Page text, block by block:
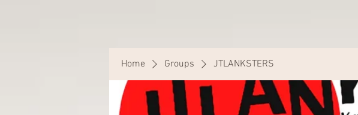
Home Groups JTLANKSTERS